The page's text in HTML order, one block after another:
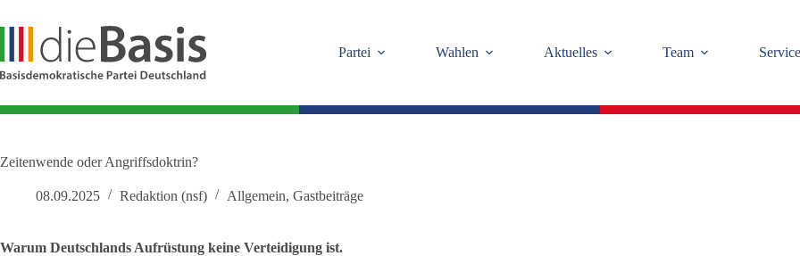
springen
Partei
Wahlen Aktuelles Team Service
Zeitenwende oder Angriffsdoktrin?
08.09.2025 Redaktion (nsf) Allgemein, Gastbeiträge
Warum Deutschlands Aufrüstung keine Verteidigung ist.